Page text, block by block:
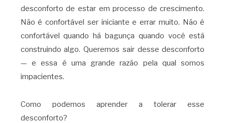
desconforto de estar em processo de crescimento.
Não é confortável ser iniciante e errar muito. Não é
confortável quando há bagunça quando você está
construindo algo. Queremos sair desse desconforto
— e essa é uma grande razão pela qual somos
impacientes.
Como podemos aprender a tolerar esse
desconforto?